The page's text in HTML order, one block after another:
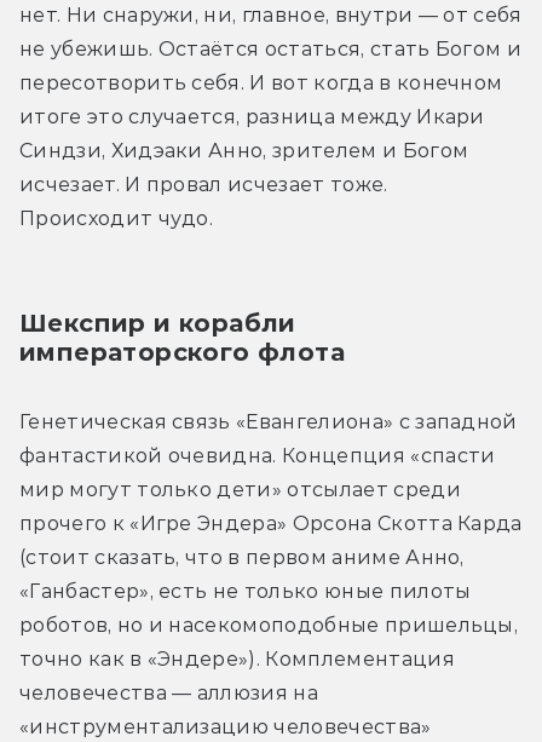
нет. Ни снаружи, ни, главное, внутри — от себя
не убежишь. Остаётся остаться, стать Богом и
пересотворить себя. И вот когда в конечном
итоге это случается, разница между Икари
Синдзи, Хидэаки Анно, зрителем и Богом
исчезает. И провал исчезает тоже.
Происходит чудо.
Шекспир и корабли
императорского флота
Генетическая связь «Евангелиона» с западной
фантастикой очевидна. Концепция «спасти
мир могут только дети» отсылает среди
прочего к «Игре Эндера» Орсона Скотта Карда
(стоит сказать, что в первом аниме Анно,
«Ганбастер», есть не только юные пилоты
роботов, но и насекомоподобные пришельцы,
точно как в «Эндере»). Комплементация
человечества — аллюзия на
«инструментализацию человечества»